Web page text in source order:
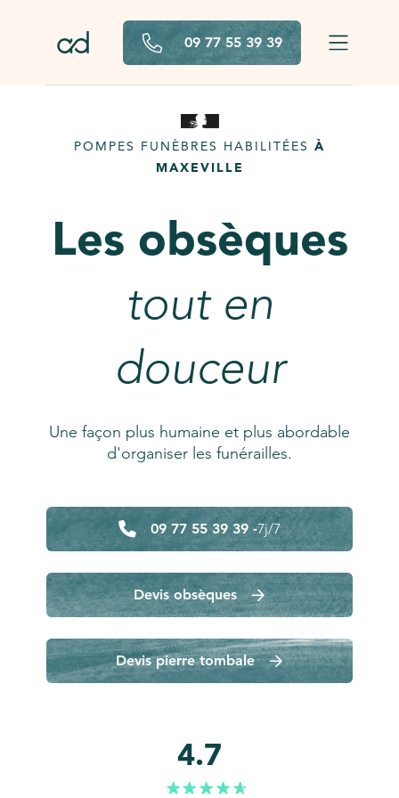
09 77 55 39 39
POMPES FUNÈBRES HABILITÉES À
MAXEVILLE
Les obsèques
tout en
douceur
Une façon plus humaine et plus abordable
d'organiser les funérailles.
09 77 55 39 39 -7j/7
Devis obsèques
Devis pierre tombale
4.7